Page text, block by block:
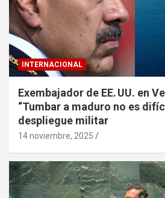
INTERNACIONAL
Exembajador de EE. UU. en
“Tumbar a maduro no es
despliegue militar
14 noviembre, 2025